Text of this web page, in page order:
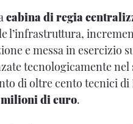
cabina di regia
l’infrastruttura,
e messa in esercizio
tecnologicamente
di oltre cento tecnici
milioni di euro.